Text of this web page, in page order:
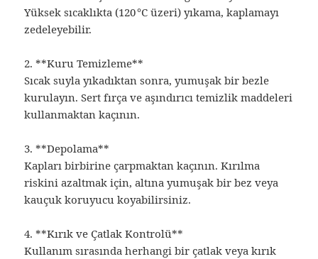
Yüksek sıcaklıkta (120 °C üzeri) yıkama, kaplamayı
zedeleyebilir.
2. **Kuru Temizleme**
Sıcak suyla yıkadıktan sonra, yumuşak bir bezle
kurulayın. Sert fırça ve aşındırıcı temizlik maddeleri
kullanmaktan kaçının.
3. **Depolama**
Kapları birbirine çarpmaktan kaçının. Kırılma
riskini azaltmak için, altına yumuşak bir bez veya
kauçuk koruyucu koyabilirsiniz.
4. **Kırık ve Çatlak Kontrolü**
Kullanım sırasında herhangi bir çatlak veya kırık